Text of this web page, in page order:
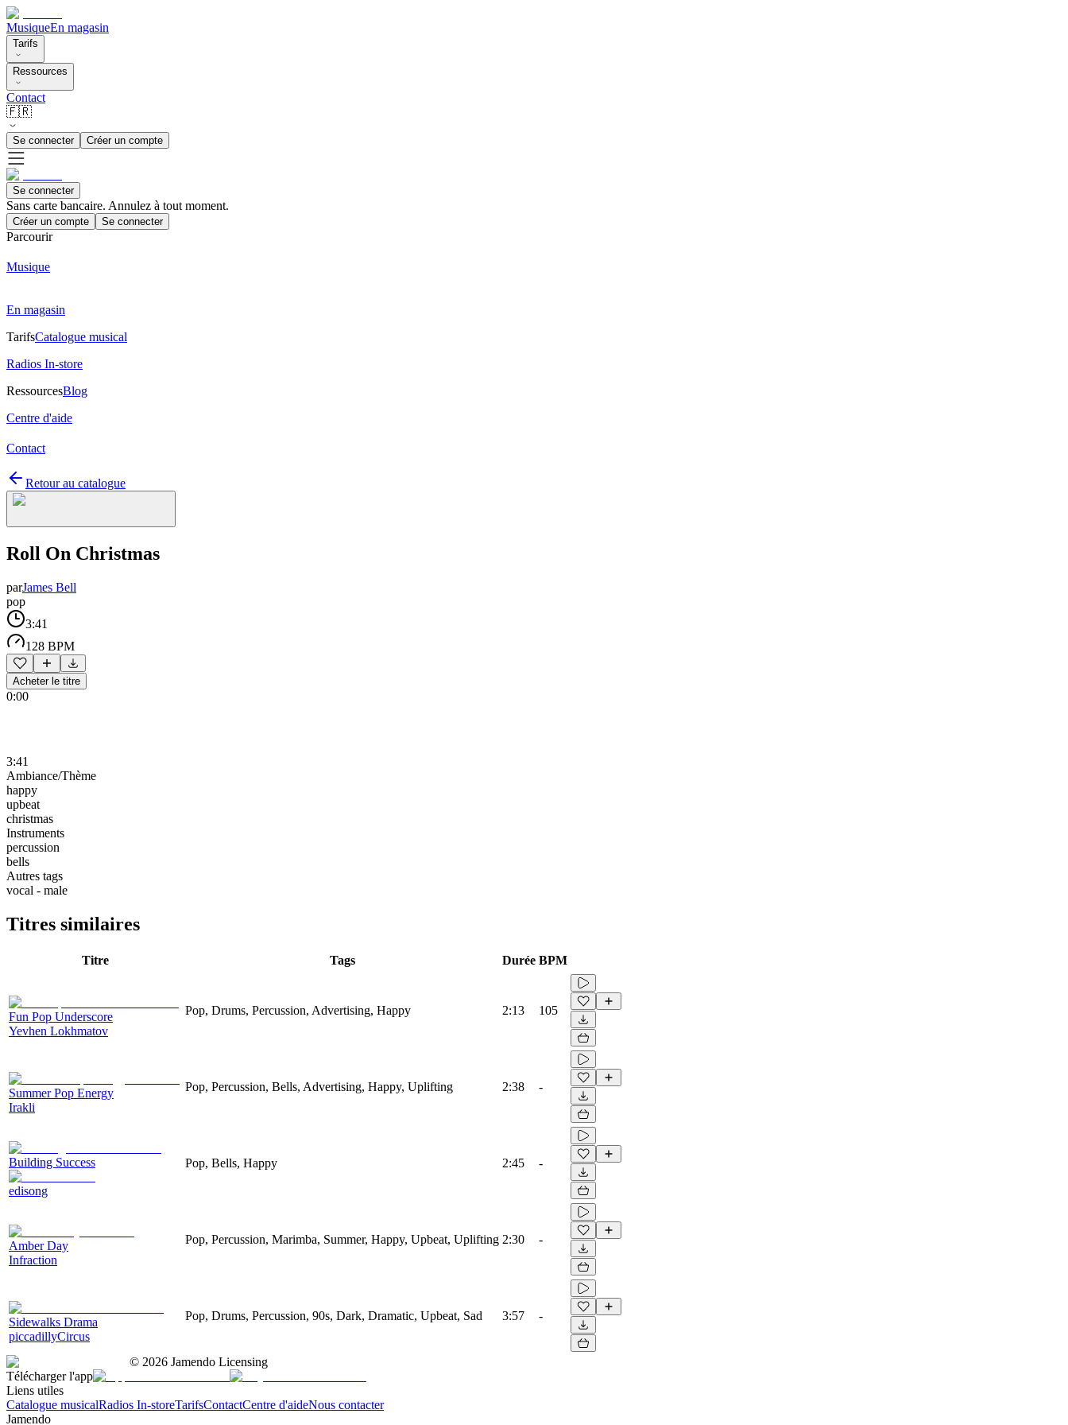
MusiqueEn magasin
Tarifs
Ressources
Contact
🇫🇷
Se connecter Créer un compte
Se connecter
Sans carte bancaire. Annulez à tout moment.
Créer un compte Se connecter
Parcourir
Musique
En magasin
TarifsCatalogue musical
Radios In-store
RessourcesBlog
Centre d'aide
Contact
Retour au catalogue
Roll On Christmas
parJames Bell
pop
3:41
128 BPM
Acheter le titre
0:00
3:41
Ambiance/Thème
happy
upbeat
christmas
Instruments
percussion
bells
Autres tags
vocal - male
Titres similaires
Titre Tags Durée BPM
Fun Pop Underscore
Yevhen Lokhmatov
Pop, Drums, Percussion, Advertising, Happy 2:13 105
Summer Pop Energy
Irakli
Pop, Percussion, Bells, Advertising, Happy, Uplifting 2:38 -
Building Success
edisong
Pop, Bells, Happy 2:45 -
Amber Day
Infraction
Pop, Percussion, Marimba, Summer, Happy, Upbeat, Uplifting 2:30 -
Sidewalks Drama
piccadillyCircus
Pop, Drums, Percussion, 90s, Dark, Dramatic, Upbeat, Sad 3:57 -
© 2026 Jamendo Licensing
Télécharger l'app
Liens utiles
Catalogue musicalRadios In-storeTarifsContactCentre d'aideNous contacter
Jamendo